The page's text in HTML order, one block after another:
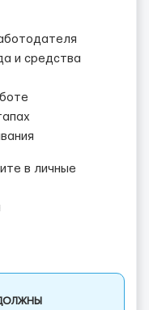
и средства
в личные